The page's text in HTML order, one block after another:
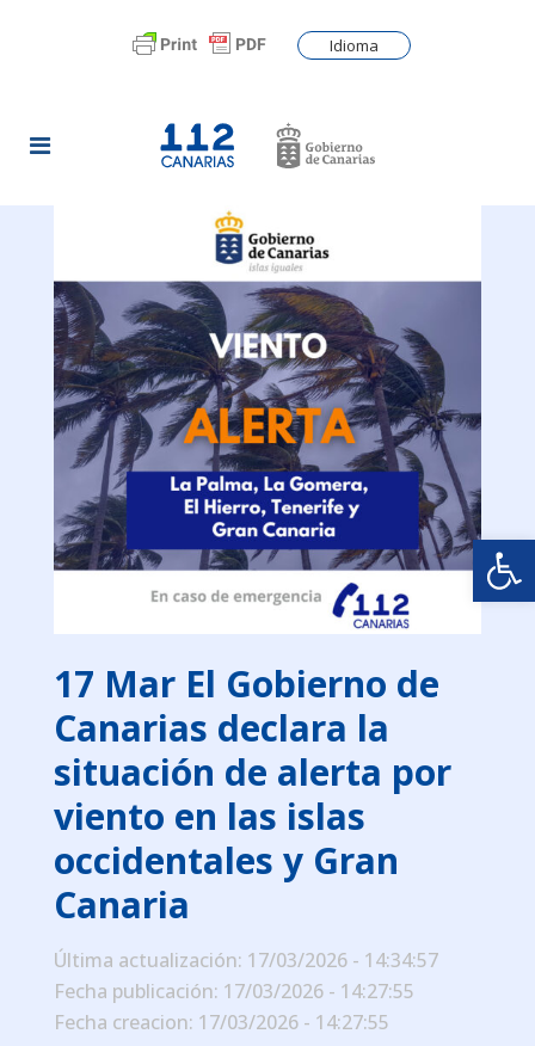
Idioma
17 MarEl Gobierno de
Canarias declara la
situación de alerta por
viento en las islas
occidentales y Gran
Canaria
Última actualización: 17/03/2026 - 14:34:57
Fecha publicación: 17/03/2026 - 14:27:55
Fecha creacion: 17/03/2026 - 14:27:55